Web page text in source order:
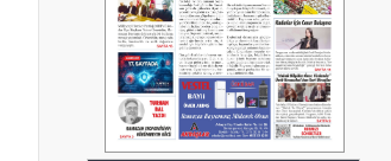
SİCİLYA DAĞLARINDA NAZIM
HİKMET'LE BULUŞMA
NEVİN ÇUBUKOĞLU
KALBİN HUZURU